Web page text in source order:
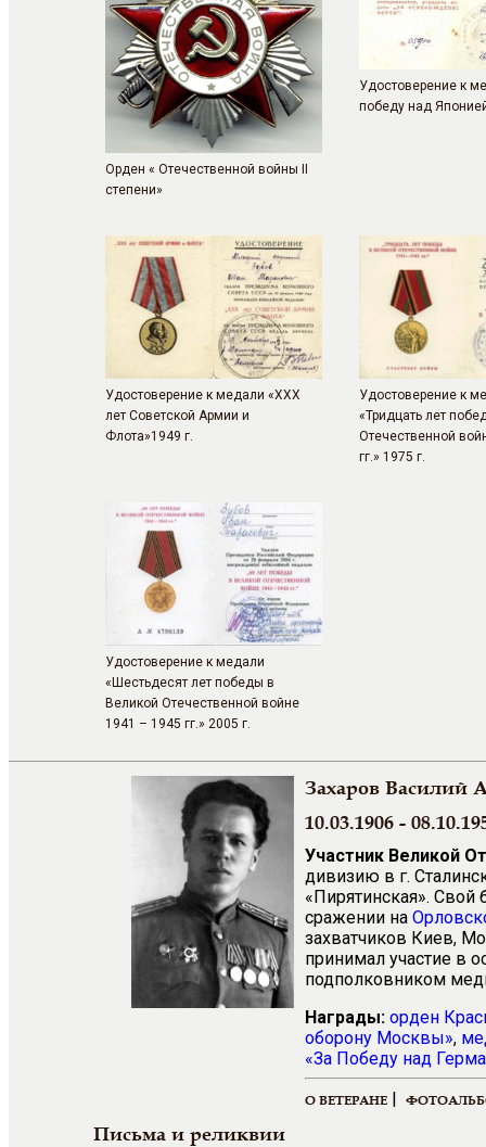
Орден « Отечественной войны II
степени»
Удостоверение к
победу над
Удостоверение к медали «XXX
лет Советской Армии и
Флота»1949 г.
Удостоверение к
«Тридцать лет
Отечественной
гг.» 1975 г.
Удостоверение к медали
«Шестьдесят лет победы в
Великой Отечественной войне
1941 – 1945 гг.» 2005 г.
Захаров Василий
10.03.1906 -
Участник Великой
дивизию в г.
«Пирятинская».
сражении на
захватчиков Киев,
принимал участие в
подполковником
Награды: орден
оборону Москвы»,
«За Победу над
О ВЕТЕРАНЕ |
Письма и реликвии